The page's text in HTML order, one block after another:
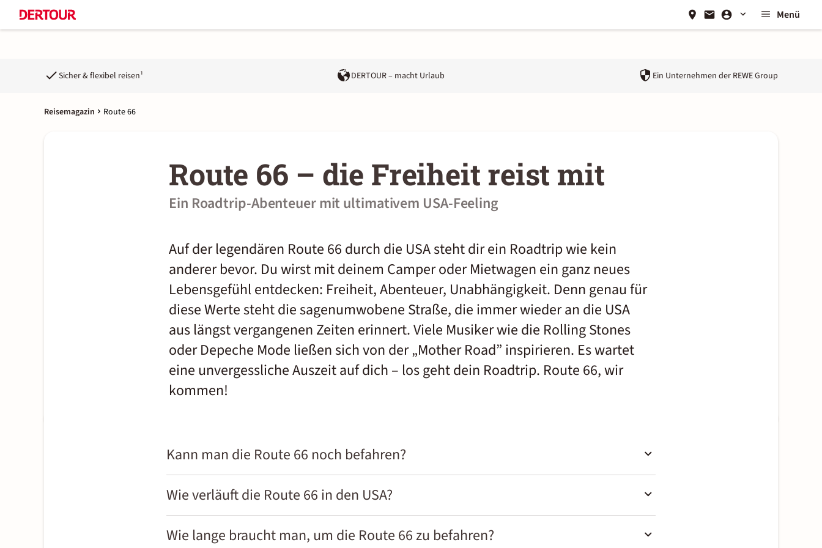
Menü
Sicher & flexibel reisen¹ DERTOUR – macht Urlaub Ein Unternehmen der REWE Group
Reisemagazin Route 66
Route 66 – die Freiheit reist mit
Ein Roadtrip-Abenteuer mit ultimativem USA-Feeling
Auf der legendären Route 66 durch die USA steht dir ein Roadtrip wie kein
anderer bevor. Du wirst mit deinem Camper oder Mietwagen ein ganz neues
Lebensgefühl entdecken: Freiheit, Abenteuer, Unabhängigkeit. Denn genau für
diese Werte steht die sagenumwobene Straße, die immer wieder an die USA
aus längst vergangenen Zeiten erinnert. Viele Musiker wie die Rolling Stones
oder Depeche Mode ließen sich von der „Mother Road” inspirieren. Es wartet
eine unvergessliche Auszeit auf dich – los geht dein Roadtrip. Route 66, wir
kommen!
Kann man die Route 66 noch befahren?
Ja, das ist möglich! Zumindest etwa 85 Prozent der ursprünglichen Strecke sind noch immer befahrbar. Um den Erhalt
Ansprüche einfach zu klein wurde, baute man im Laufe des 20. Jahrhunderts eine größere Verbindungsstraße
Wie verläuft die Route 66 in den USA?
Von Chicago aus führt dich dein Roadtrip zunächst durchs hügelige Illinois, bevor du die Staatsgrenze nach Missouri
Wie lange braucht man, um die Route 66 zu befahren?